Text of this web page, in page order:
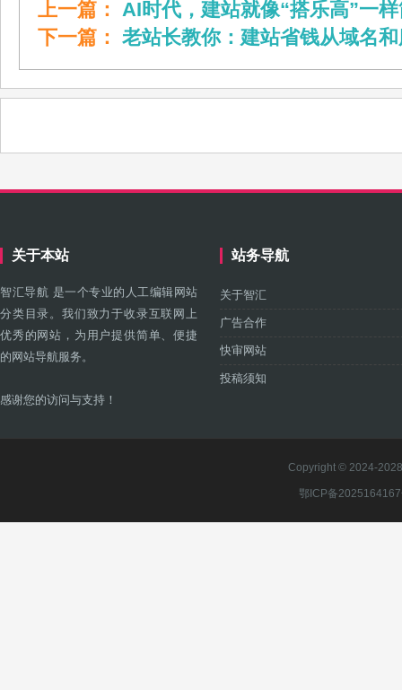
上一篇： AI时代，建站就像“搭乐高”一
下一篇： 老站长教你：建站省钱从域名
关于本站
智汇导航 是一个专业的人工编辑网站
分类目录。我们致力于收录互联网上
优秀的网站，为用户提供简单、便捷
的网站导航服务。
感谢您的访问与支持！
站务导航
关于智汇
广告合作
快审网站
投稿须知
Copyright © 2024-
鄂ICP备